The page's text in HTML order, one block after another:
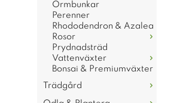
Ormbunkar
Perenner
Rhododendron & Azalea
Rosor
Prydnadsträd
Vattenväxter
Bonsai & Premiumväxter
Trädgård